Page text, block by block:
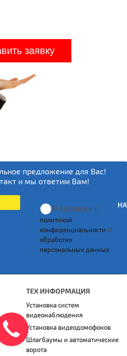
заявку
предложение для Вас!
и мы ответим Вам!
Я согласен с
политикой
конфиденциальности и
обработки
персональных данных
ТЕХ ИНФОРМАЦИЯ
Установка систем
видеонаблюдения
Установка видеодомофонов
Шлагбаумы и автоматические
ворота